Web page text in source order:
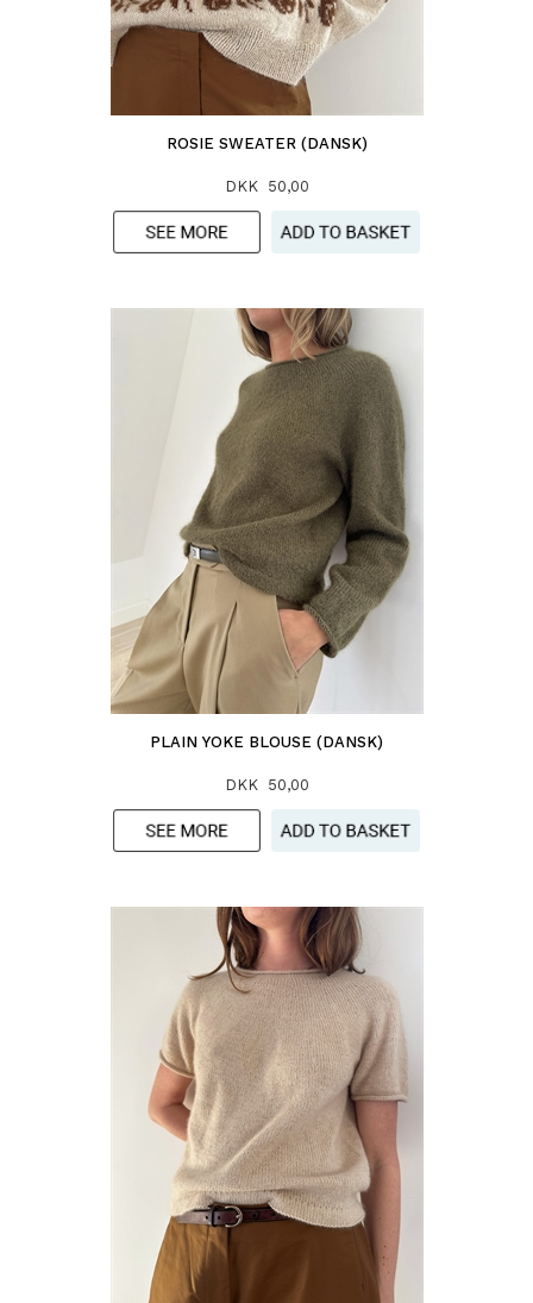
ROSIE SWEATER (DANSK)
DKK 50,00
PLAIN YOKE BLOUSE (DANSK)
DKK 50,00